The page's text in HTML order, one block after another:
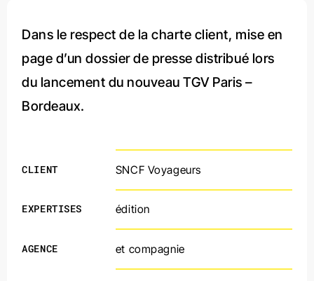
CLIENT SNCF Voyageurs
EXPERTISES édition
AGENCE et compagnie
Dans le respect de la charte client, mise en
page d’un dossier de presse distribué lors
du lancement du nouveau TGV Paris –
Bordeaux.